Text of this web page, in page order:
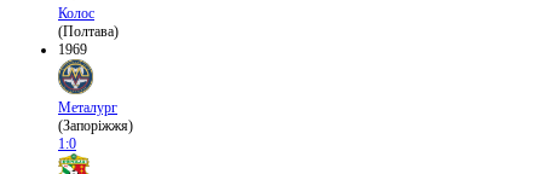
Колос
(Полтава)
1969
Металург
(Запоріжжя)
1:0